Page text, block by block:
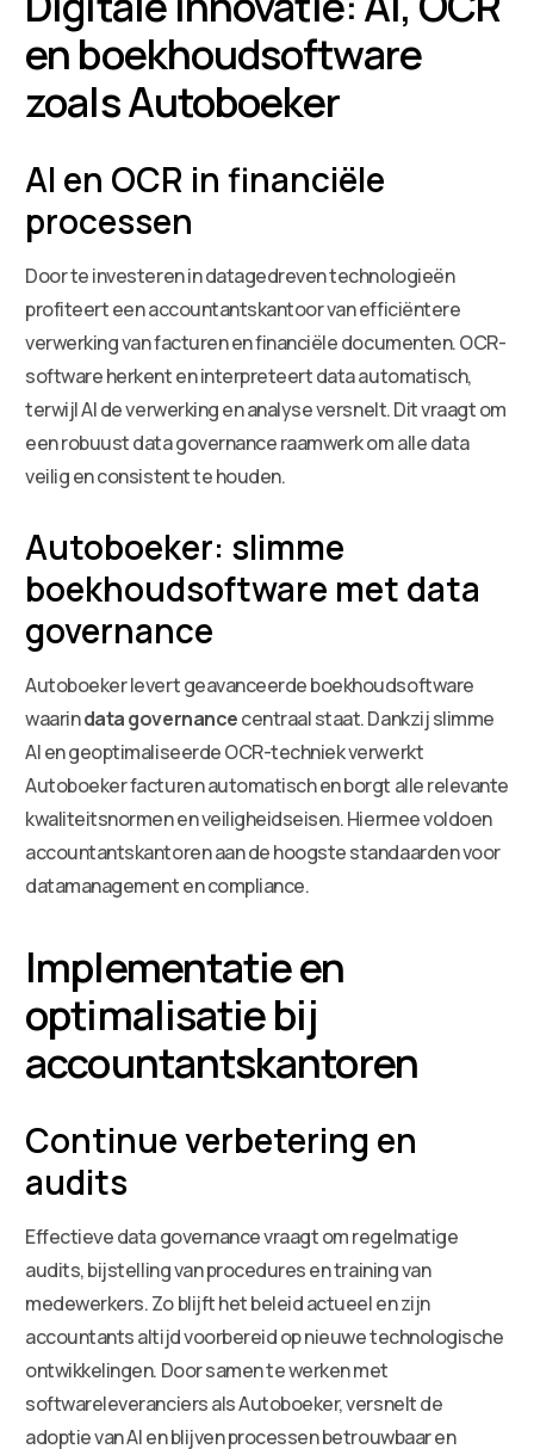
en boekhoudsoftware
zoals Autoboeker
AI en OCR in financiële
processen
Door te investeren in datagedreven technologieën
profiteert een accountantskantoor van efficiëntere
verwerking van facturen en financiële documenten. OCR-
software herkent en interpreteert data automatisch,
terwijl AI de verwerking en analyse versnelt. Dit vraagt om
een robuust data governance raamwerk om alle data
veilig en consistent te houden.
Autoboeker: slimme
boekhoudsoftware met data
governance
Autoboeker levert geavanceerde boekhoudsoftware
waarindata governancecentraal staat. Dankzij slimme
AI en geoptimaliseerde OCR-techniek verwerkt
Autoboeker facturen automatisch en borgt alle relevante
kwaliteitsnormen en veiligheidseisen. Hiermee voldoen
accountantskantoren aan de hoogste standaarden voor
datamanagement en compliance.
Implementatie en
optimalisatie bij
accountantskantoren
Continue verbetering en
audits
Effectieve data governance vraagt om regelmatige
audits, bijstelling van procedures en training van
medewerkers. Zo blijft het beleid actueel en zijn
accountants altijd voorbereid op nieuwe technologische
ontwikkelingen. Door samen te werken met
softwareleveranciers als Autoboeker, versnelt de
adoptie van AI en blijven processen betrouwbaar en